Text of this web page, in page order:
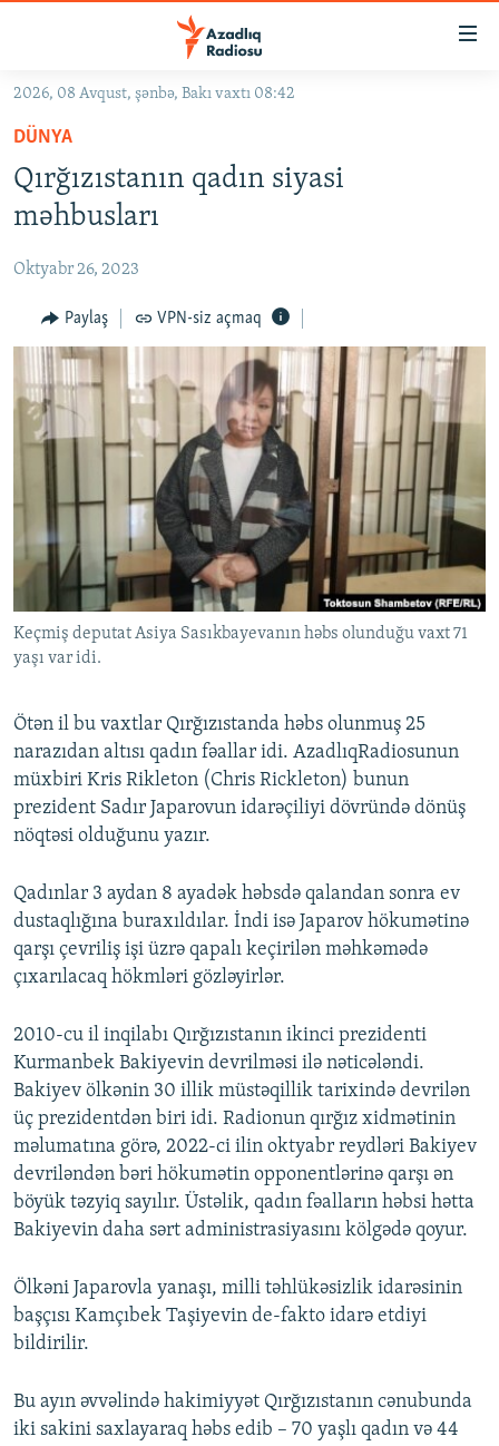
Əsas
qayıt
Əsas
naviqasiyaya
qayıt
Axtarışa
KORRUPSIOMETR
FƏRQƏ BAX
QANUNI DOĞRU
ARAŞDIRMA
MULTIMEDIA
VIDEO
İNFOQRAFIKA
KARIKATURA
RADIO ARXIV
AZƏRBAYCAN ƏDƏBIYYATI KITABXANASI
İSLAM VƏ DEMOKRATIYA
İZ - MƏDƏNIYYƏT PROQRAMI
MISSIYAMIZ
PEŞƏ ETIKASI VƏ JURNALISTIKA STANDARTLARIMIZ
MATERIALLARIMIZDAN ISTIFADƏ
AZADLIQRADIOSU MOBIL TELEFONUNUZDA
XƏBƏR BÜLLETENLƏRIMIZ
BIZI IZLƏ
RFE/RL-in bütün saytları
2026, 08 Avqust, şənbə, Bakı vaxtı 08:42
DÜNYA
Qırğızıstanın qadın siyasi
məhbusları
Oktyabr 26, 2023
Paylaş VPN-siz açmaq
Keçmiş deputat Asiya Sasıkbayevanın həbs olunduğu vaxt 71
yaşı var idi.
Ötən il bu vaxtlar Qırğızıstanda həbs olunmuş 25
narazıdan altısı qadın fəallar idi. AzadlıqRadiosunun
müxbiri Kris Rikleton (Chris Rickleton) bunun
prezident Sadır Japarovun idarəçiliyi dövründə dönüş
nöqtəsi olduğunu yazır.
Qadınlar 3 aydan 8 ayadək həbsdə qalandan sonra ev
dustaqlığına buraxıldılar. İndi isə Japarov hökumətinə
qarşı çevriliş işi üzrə qapalı keçirilən məhkəmədə
çıxarılacaq hökmləri gözləyirlər.
2010-cu il inqilabı Qırğızıstanın ikinci prezidenti
Kurmanbek Bakiyevin devrilməsi ilə nəticələndi.
Bakiyev ölkənin 30 illik müstəqillik tarixində devrilən
üç prezidentdən biri idi. Radionun qırğız xidmətinin
məlumatına görə, 2022-ci ilin oktyabr reydləri Bakiyev
devriləndən bəri hökumətin opponentlərinə qarşı ən
böyük təzyiq sayılır. Üstəlik, qadın fəalların həbsi hətta
Bakiyevin daha sərt administrasiyasını kölgədə qoyur.
Ölkəni Japarovla yanaşı, milli təhlükəsizlik idarəsinin
başçısı Kamçıbek Taşiyevin de-fakto idarə etdiyi
bildirilir.
Bu ayın əvvəlində hakimiyyət Qırğızıstanın cənubunda
iki sakini saxlayaraq həbs edib – 70 yaşlı qadın və 44